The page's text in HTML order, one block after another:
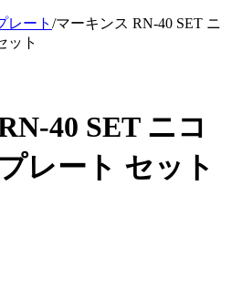
レート /マーキンス RN-40 SET ニ
ット
40 SET ニコ
レート セット